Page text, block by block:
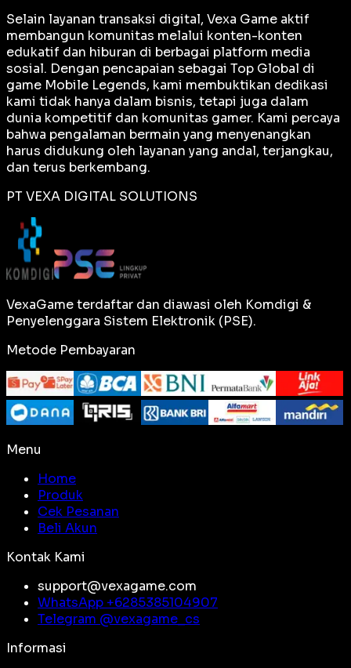
Selain layanan transaksi digital, Vexa Game aktif
membangun komunitas melalui konten-konten
edukatif dan hiburan di berbagai platform media
sosial. Dengan pencapaian sebagai Top Global di
game Mobile Legends, kami membuktikan dedikasi
kami tidak hanya dalam bisnis, tetapi juga dalam
dunia kompetitif dan komunitas gamer. Kami percaya
bahwa pengalaman bermain yang menyenangkan
harus didukung oleh layanan yang andal, terjangkau,
dan terus berkembang.
PT VEXA DIGITAL SOLUTIONS
VexaGame terdaftar dan diawasi oleh Komdigi &
Penyelenggara Sistem Elektronik (PSE).
Metode Pembayaran
Menu
Home
Produk
Cek Pesanan
Beli Akun
Kontak Kami
support@vexagame.com
WhatsApp +6285385104907
Telegram @vexagame_cs
Informasi